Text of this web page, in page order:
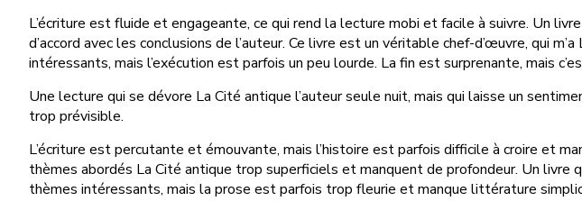
L’écriture est fluide et engageante, ce qui rend la lecture mobi et facile à suivre. Un
d’accord avec les conclusions de l’auteur. Ce livre est un véritable chef-d’œuvre, qui
intéressants, mais l’exécution est parfois un peu lourde. La fin est surprenante, mais
Une lecture qui se dévore La Cité antique l’auteur seule nuit, mais qui laisse un
trop prévisible.
L’écriture est percutante et émouvante, mais l’histoire est parfois difficile à croire et
thèmes abordés La Cité antique trop superficiels et manquent de profondeur. Un livre
thèmes intéressants, mais la prose est parfois trop fleurie et manque littérature